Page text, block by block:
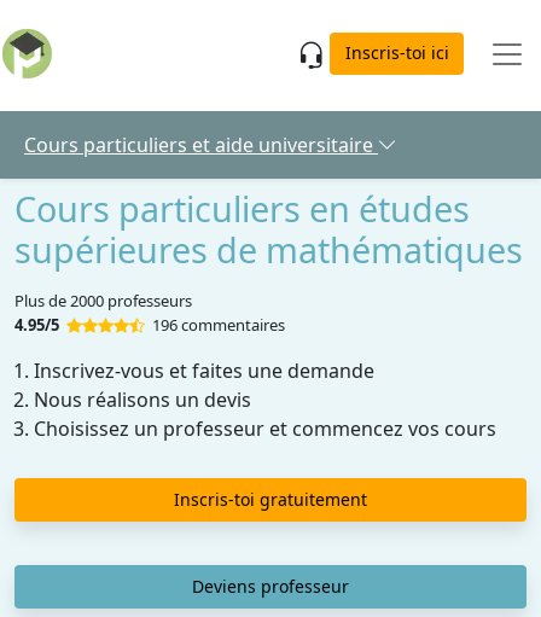
Inscris-toi ici
Cours particuliers et aide universitaire
Cours particuliers en études
supérieures de mathématiques
Plus de 2000 professeurs
4.95/5
196 commentaires
Inscrivez-vous et faites une demande
Nous réalisons un devis
Choisissez un professeur et commencez vos cours
Inscris-toi gratuitement
Deviens professeur